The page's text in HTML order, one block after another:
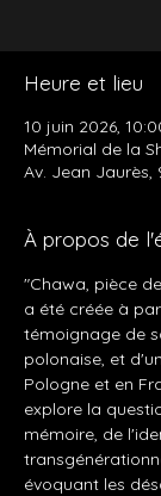
Heure et lieu
10 juin 2026,
Mémorial de la
Av. Jean Jaurès,
À propos de
"Chawa, pièce
a été créée à
témoignage de
polonaise, et
Pologne et en
explore la
mémoire, de
évoquant les